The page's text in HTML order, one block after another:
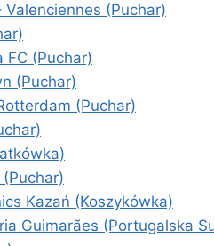
(Puchar)
FC (Puchar)
(Puchar)
(Puchar)
Kazań (Koszykówka)
Guimarães (Portugalska